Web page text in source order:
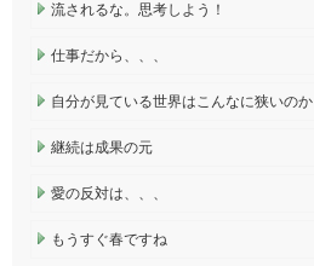
流されるな。思考しよう！
仕事だから、、、
自分が見ている世界はこんなに狭いのか
継続は成果の元
愛の反対は、、、
もうすぐ春ですね